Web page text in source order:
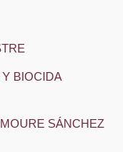
BIOCIDA
SÁNCHEZ